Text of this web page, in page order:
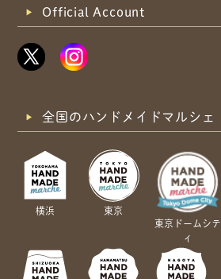
Official Account
全国のハンドメイドマルシェ
横浜
東京
東京ドームシテ
ィ